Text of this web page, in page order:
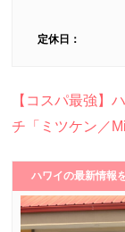
定休日：
【コスパ最強】
チ「ミツケン／
ハワイの最新情報